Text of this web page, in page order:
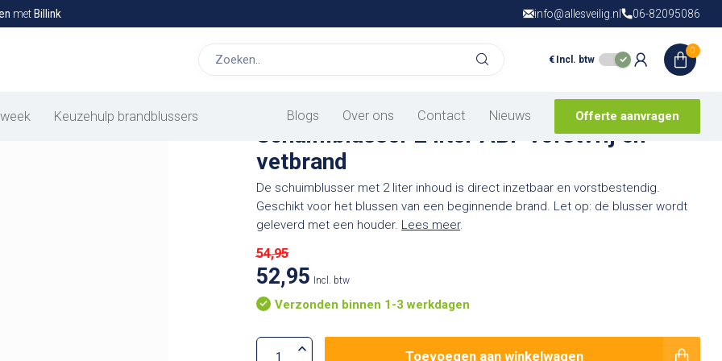
metBillink Gratis verzendingvanaf € 150,- in
info@allesveilig.nl 06-82095086
€ Incl. btw
0
Keuzehulp brandblussers Blogs Over ons Contact Nieuws Offerte aanvragen
op basis van2 beoordelingen
Schuimblusser 2 liter ABF vorstvrij en
vetbrand
De schuimblusser met 2 liter inhoud is direct inzetbaar en vorstbestendig.
Geschikt voor het blussen van een beginnende brand. Let op: de blusser wordt
geleverd met een houder. Lees meer.
54,95
52,95 Incl. btw
Verzonden binnen 1-3 werkdagen
Toevoegen aan winkelwagen